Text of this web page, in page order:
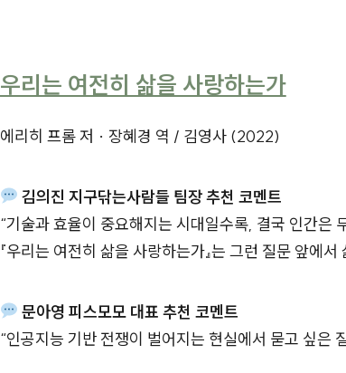
우리는 여전히 삶을 사랑하는가
에리히 프롬 저 · 장혜경 역 / 김영사 (2022)
김의진 지구닦는사람들 팀장 추천 코멘트
“기술과 효율이 중요해지는 시대일수록, 결국 인간은
『우리는 여전히 삶을 사랑하는가』는 그런 질문 앞에
문아영 피스모모 대표 추천 코멘트
“인공지능 기반 전쟁이 벌어지는 현실에서 묻고 싶은